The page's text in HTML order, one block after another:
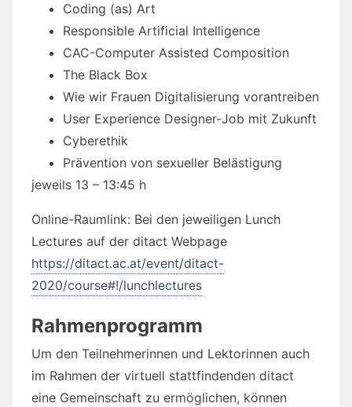
Coding (as) Art
Responsible Artificial Intelligence
CAC-Computer Assisted Composition
The Black Box
Wie wir Frauen Digitalisierung vorantreiben
User Experience Designer-Job mit Zukunft
Cyberethik
Prävention von sexueller Belästigung
jeweils 13 – 13:45 h
Online-Raumlink: Bei den jeweiligen Lunch
Lectures auf der ditact Webpage
https://ditact.ac.at/event/ditact-
2020/course#!/lunchlectures
Rahmenprogramm
Um den Teilnehmerinnen und Lektorinnen auch
im Rahmen der virtuell stattfindenden ditact
eine Gemeinschaft zu ermöglichen, können